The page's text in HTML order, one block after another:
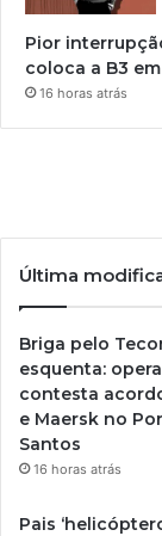
Pior
coloca a B3
16 horas atrás
Última
Briga pelo
esquenta:
contesta
e Maersk no
Santos
16 horas atrás
Pais